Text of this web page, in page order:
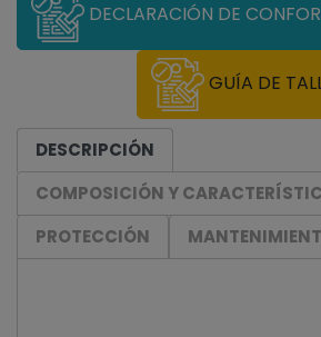
DECLARACIÓN DE
GUÍA DE
DESCRIPCIÓN
COMPOSICIÓN Y
PROTECCIÓN